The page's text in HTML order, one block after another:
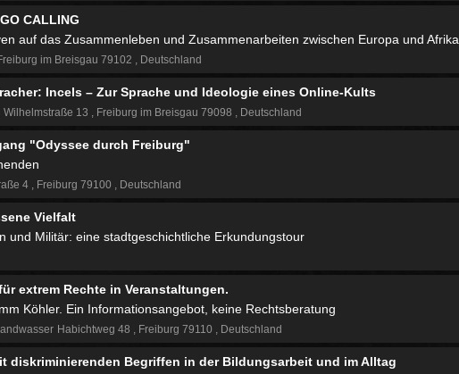
CALLING
auf das Zusammenleben und Zusammenarbeiten zwischen Europa und Afrika
im Breisgau 79102 Deutschland
Incels – Zur Sprache und Ideologie eines Online-Kults
Wilhelmstraße 13 Freiburg im Breisgau 79098 Deutschland
"Odyssee durch Freiburg"
4 Freiburg 79100 Deutschland
Vielfalt
und Militär: eine stadtgeschichtliche Erkundungstour
extrem Rechte in Veranstaltungen.
Köhler. Ein Informationsangebot, keine Rechtsberatung
Habichtweg 48 Freiburg 79110 Deutschland
diskriminierenden Begriffen in der Bildungsarbeit und im Alltag